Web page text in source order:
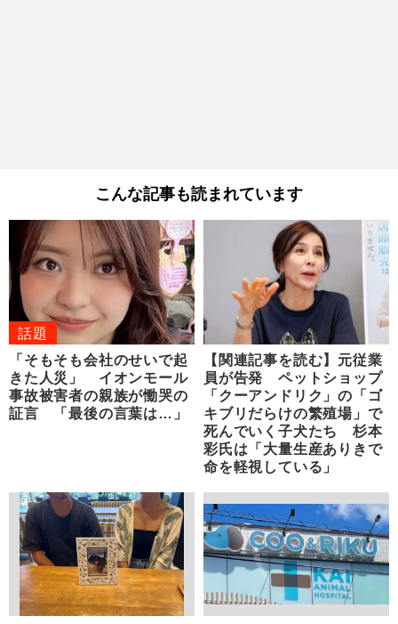
こんな記事も読まれています
話題
「そもそも会社のせいで起
きた人災」 イオンモール
事故被害者の親族が慟哭の
証言 「最後の言葉は…」
【関連記事を読む】元従業
員が告発 ペットショップ
「クーアンドリク」の「ゴ
キブリだらけの繁殖場」で
死んでいく子犬たち 杉本
彩氏は「大量生産ありきで
命を軽視している」